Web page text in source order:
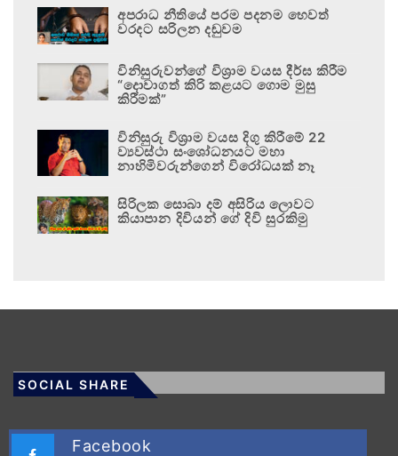
අපරාධ නීතියේ පරම පදනම හෙවත්
වරදට සරිලන දඬුවම
විනිසුරුවන්ගේ විශ්‍රාම වයස දීර්ඝ කිරීම
“දොවාගත් කිරි කළයට ගොම මුසු
කිරීමක්”
විනිසුරු විශ්‍රාම වයස දිගු කිරීමේ 22
ව්‍යවස්ථා සංශෝධනයට මහා
නාහිමිවරුන්ගෙන් විරෝධයක් නෑ
සිරිලක සොබා දම් අසිරිය ලොවට
කියාපාන දිවියන් ගේ දිවි සුරකිමු
SOCIAL SHARE
Facebook